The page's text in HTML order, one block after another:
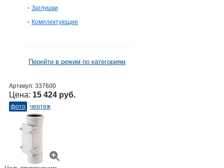
Заглушки
Комплектующие
Перейти в режим по категориям
Артикул: 337600
Цена: 15 424 руб.
фото чертеж